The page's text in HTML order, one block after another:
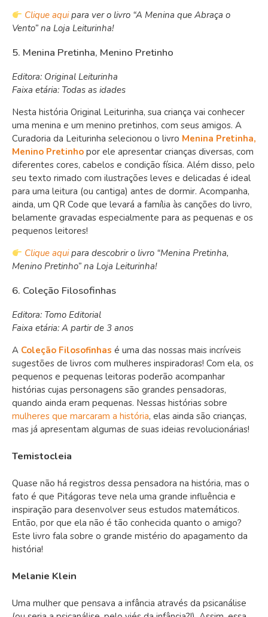
Clique aquipara ver o livro “A Menina que Abraça o
Vento” na Loja Leiturinha!
5. Menina Pretinha, Menino Pretinho
Editora: Original Leiturinha
Faixa etária: Todas as idades
Nesta história Original Leiturinha, sua criança vai conhecer
uma menina e um menino pretinhos, com seus amigos. A
Curadoria da Leiturinha selecionou o livro Menina Pretinha,
Menino Pretinho por ele apresentar crianças diversas, com
diferentes cores, cabelos e condição física. Além disso, pelo
seu texto rimado com ilustrações leves e delicadas é ideal
para uma leitura (ou cantiga) antes de dormir. Acompanha,
ainda, um QR Code que levará a família às canções do livro,
belamente gravadas especialmente para as pequenas e os
pequenos leitores!
Clique aquipara descobrir o livro “Menina Pretinha,
Menino Pretinho” na Loja Leiturinha!
6. Coleção Filosofinhas
Editora: Tomo Editorial
Faixa etária: A partir de 3 anos
A Coleção Filosofinhas é uma das nossas mais incríveis
sugestões de livros com mulheres inspiradoras! Com ela, os
pequenos e pequenas leitoras poderão acompanhar
histórias cujas personagens são grandes pensadoras,
quando ainda eram pequenas. Nessas histórias sobre
mulheres que marcaram a história, elas ainda são crianças,
mas já apresentam algumas de suas ideias revolucionárias!
Temistocleia
Quase não há registros dessa pensadora na história, mas o
fato é que Pitágoras teve nela uma grande influência e
inspiração para desenvolver seus estudos matemáticos.
Então, por que ela não é tão conhecida quanto o amigo?
Este livro fala sobre o grande mistério do apagamento da
história!
Melanie Klein
Uma mulher que pensava a infância através da psicanálise